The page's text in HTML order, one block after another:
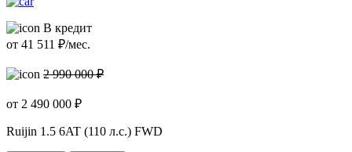
В кредит
от 41 511 ₽/мес.
2 990 000 ₽
от 2 490 000 ₽
Ruijin 1.5 6AT (110 л.с.) FWD